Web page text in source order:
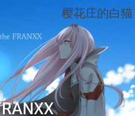
樱花庄的白猫